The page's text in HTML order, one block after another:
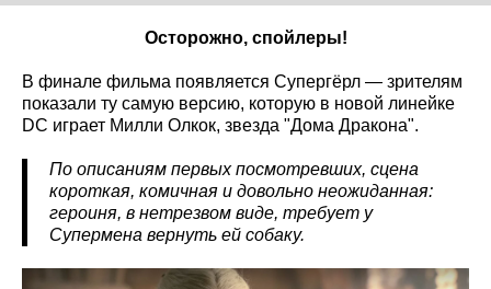
Осторожно, спойлеры!
В финале фильма появляется Супергёрл — зрителям
показали ту самую версию, которую в новой линейке
DC играет Милли Олкок, звезда "Дома Дракона".
По описаниям первых посмотревших, сцена
короткая, комичная и довольно неожиданная:
героиня, в нетрезвом виде, требует у
Супермена вернуть ей собаку.